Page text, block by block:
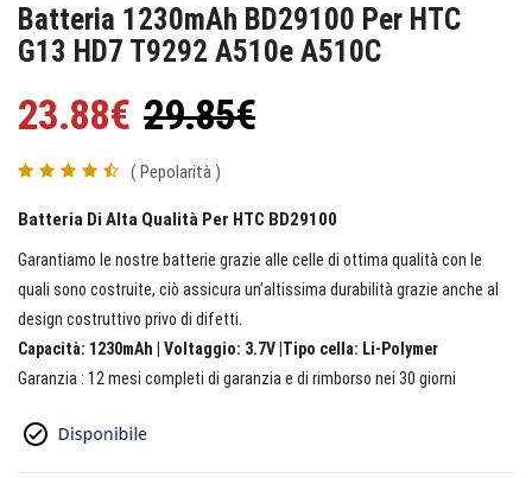
Batteria 1230mAh BD29100 Per HTC
G13 HD7 T9292 A510e A510C
23.88€ 29.85€
( Pepolarità )
Batteria Di Alta Qualità Per HTC BD29100
Garantiamo le nostre batterie grazie alle celle di ottima qualità con le
quali sono costruite, ciò assicura un’altissima durabilità grazie anche al
design costruttivo privo di difetti.
Capacità: 1230mAh | Voltaggio: 3.7V |Tipo cella: Li-Polymer
Garanzia : 12 mesi completi di garanzia e di rimborso nei 30 giorni